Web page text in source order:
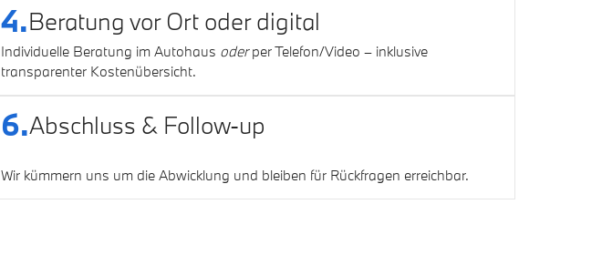
4.Beratung vor Ort oder digital
Individuelle Beratung im Autohaus oderper Telefon/Video – inklusive
transparenter Kostenübersicht.
6.Abschluss & Follow-up
Wir kümmern uns um die Abwicklung und bleiben für Rückfragen erreichbar.